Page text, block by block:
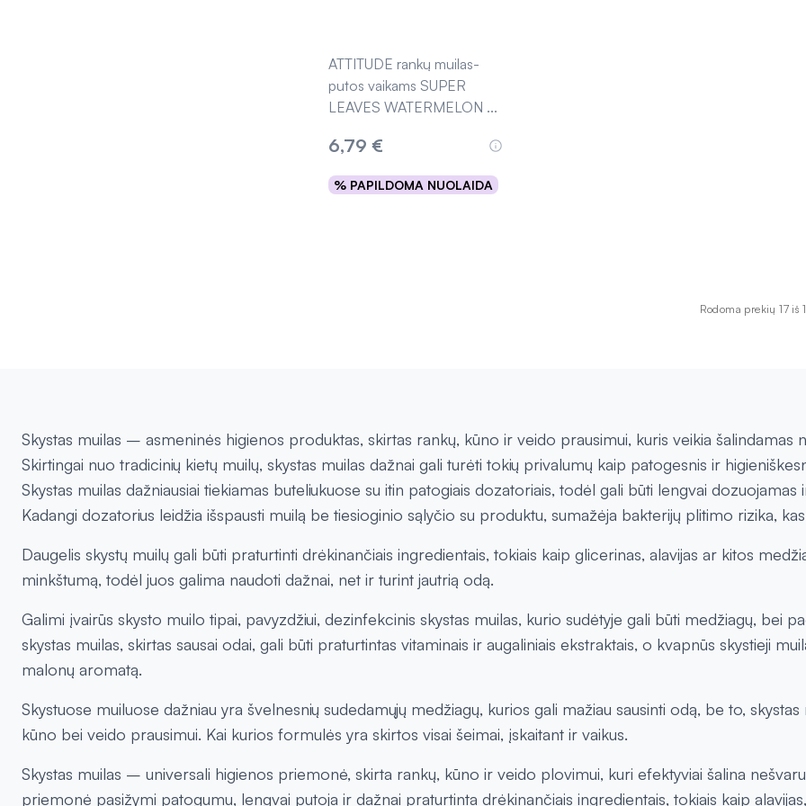
ATTITUDE rankų muilas-
putos vaikams SUPER
LEAVES WATERMELON ...
6,79 €
% PAPILDOMA NUOLAIDA
Išparduota
Rodoma prekių 17 iš
Skystas muilas – asmeninės higienos produktas, skirtas rankų, kūno ir veido prausimui, kuris veikia
Skirtingai nuo tradicinių kietų muilų, skystas muilas dažnai gali turėti tokių privalumų kaip patogesnis ir
Skystas muilas dažniausiai tiekiamas buteliukuose su itin patogiais dozatoriais, todėl gali būti lengvai
Kadangi dozatorius leidžia išspausti muilą be tiesioginio sąlyčio su produktu, sumažėja bakterijų plitimo rizika,
Daugelis skystų muilų gali būti praturtinti drėkinančiais ingredientais, tokiais kaip glicerinas, alavijas ar kitos
minkštumą, todėl juos galima naudoti dažnai, net ir turint jautrią odą.
Galimi įvairūs skysto muilo tipai, pavyzdžiui, dezinfekcinis skystas muilas, kurio sudėtyje gali būti medžiagų, bei
skystas muilas, skirtas sausai odai, gali būti praturtintas vitaminais ir augaliniais ekstraktais, o kvapnūs skystieji
malonų aromatą.
Skystuose muiluose dažniau yra švelnesnių sudedamųjų medžiagų, kurios gali mažiau sausinti odą, be to,
kūno bei veido prausimui. Kai kurios formulės yra skirtos visai šeimai, įskaitant ir vaikus.
Skystas muilas – universali higienos priemonė, skirta rankų, kūno ir veido plovimui, kuri efektyviai šalina
priemonė pasižymi patogumu, lengvai putoja ir dažnai praturtinta drėkinančiais ingredientais, tokiais kaip